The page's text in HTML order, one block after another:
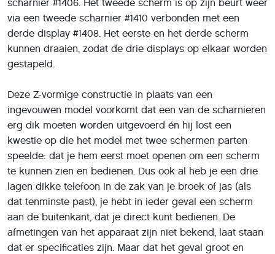
scharnier #1406. Het tweede scherm is op zijn beurt weer
via een tweede scharnier #1410 verbonden met een
derde display #1408. Het eerste en het derde scherm
kunnen draaien, zodat de drie displays op elkaar worden
gestapeld.
Deze Z-vormige constructie in plaats van een
ingevouwen model voorkomt dat een van de scharnieren
erg dik moeten worden uitgevoerd én hij lost een
kwestie op die het model met twee schermen parten
speelde: dat je hem eerst moet openen om een scherm
te kunnen zien en bedienen. Dus ook al heb je een drie
lagen dikke telefoon in de zak van je broek of jas (als
dat tenminste past), je hebt in ieder geval een scherm
aan de buitenkant, dat je direct kunt bedienen. De
afmetingen van het apparaat zijn niet bekend, laat staan
dat er specificaties zijn. Maar dat het geval groot en